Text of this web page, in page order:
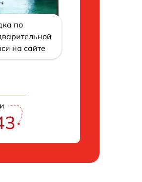
по
на сайте